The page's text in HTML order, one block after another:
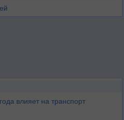
влияет на транспорт